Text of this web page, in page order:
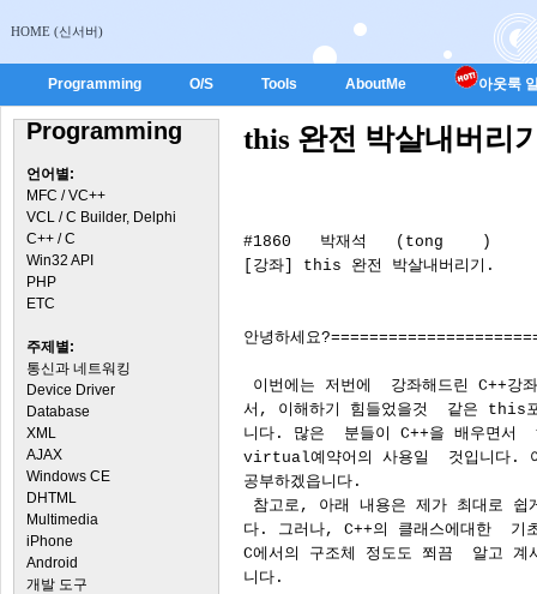
HOME (신서버)
Programming O/S Tools AboutMe 아웃룩
Programming
언어별:
MFC / VC++
VCL / C Builder, Delphi
C++ / C
Win32 API
PHP
ETC
주제별:
통신과 네트워킹
Device Driver
Database
XML
AJAX
Windows CE
DHTML
Multimedia
iPhone
Android
개발 도구
this 완전 박살내버리
#1860   박재석   (tong    )
[강좌] this 완전 박살내버리
안녕하세요
이번에는 저번에  강좌해드린 C++강
서, 이해하기 힘들었을것  같은 this
니다. 많은  분들이 C++을 배우면서
virtual예약어의 사용일  것입니다.
공부하겠읍니다.
참고로, 아래 내용은 제가 최대로 쉽
다. 그러나, C++의 클래스에대한
C에서의 구조체 정도도 쬐끔  알고 계
니다.